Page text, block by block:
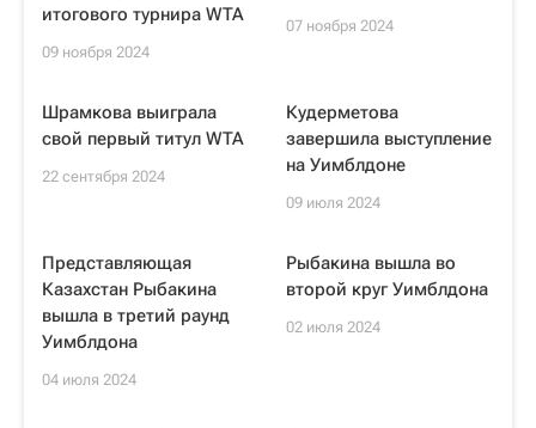
итогового турнира WTA
09 ноября 2024
07 ноября 2024
Шрамкова выиграла
свой первый титул WTA
22 сентября 2024
Кудерметова
завершила выступление
на Уимблдоне
09 июля 2024
Представляющая
Казахстан Рыбакина
вышла в третий раунд
Уимблдона
04 июля 2024
Рыбакина вышла во
второй круг Уимблдона
02 июля 2024